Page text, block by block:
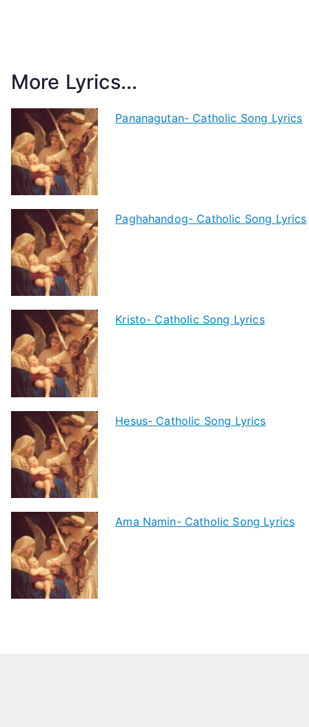
More Lyrics...
Pananagutan- Catholic Song Lyrics
Paghahandog- Catholic Song Lyrics
Kristo- Catholic Song Lyrics
Hesus- Catholic Song Lyrics
Ama Namin- Catholic Song Lyrics